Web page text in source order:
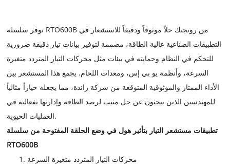
توفر سلسلة RTO600B من رونجتك حلاً موثوقاً ودقيقاً للاستشعار في
التطبيقات الصناعية عالية الطاقة، مصممة لتوفير بيانات تيار دقيقة ضرورية
للتحكم في النظام وحمايته في بيئات مثل محركات التيار المتردد متغيرة
السرعة، وأنظمة يو بي إس، ومعدات اللحام. يجمع هذا المستشعر بين
الأداء الممتاز والموثوقية المتوقعة من شركة رائدة، مما يجعله خياراً مثالياً
للمهندسين الذين يبحثون عن حل مثبت لرصد الطاقة وإدارتها بفعالية في
العمليات الحيوية.
تطبيقات مستشعر التيار بتأثير هول في وضع الحلقة المفتوحة من سلسلة
RTO600B
محركات التيار المتردد متغيرة السرعة